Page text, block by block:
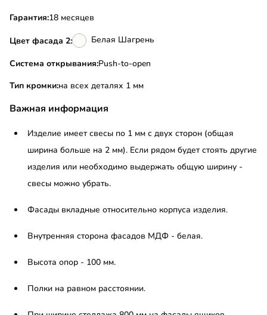
Гарантия:18 месяцев
Цвет фасада 2: Белая Шагрень
Система открывания:Push-to-open
Тип кромки:на всех деталях 1 мм
Важная информация
Изделие имеет свесы по 1 мм с двух сторон (общая
ширина больше на 2 мм). Если рядом будет стоять другие
изделия или необходимо выдержать общую ширину -
свесы можно убрать.
Фасады вкладные относительно корпуса изделия.
Внутренняя сторона фасадов МДФ - белая.
Высота опор - 100 мм.
Полки на равном расстоянии.